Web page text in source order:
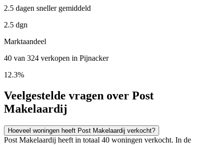
2.5 dagen sneller gemiddeld
2.5 dgn
Marktaandeel
40 van 324 verkopen in Pijnacker
12.3%
Veelgestelde vragen over Post
Makelaardij
Hoeveel woningen heeft Post Makelaardij verkocht?
Post Makelaardij heeft in totaal 40 woningen verkocht. In de